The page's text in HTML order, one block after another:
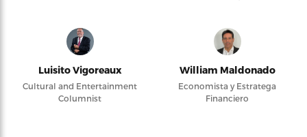
Luisito Vigoreaux
Cultural and Entertainment
Columnist
William Maldonado
Economista y Estratega
Financiero